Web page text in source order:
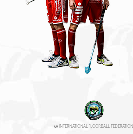
INTERNATIONAL FLOORBALL FEDERATION